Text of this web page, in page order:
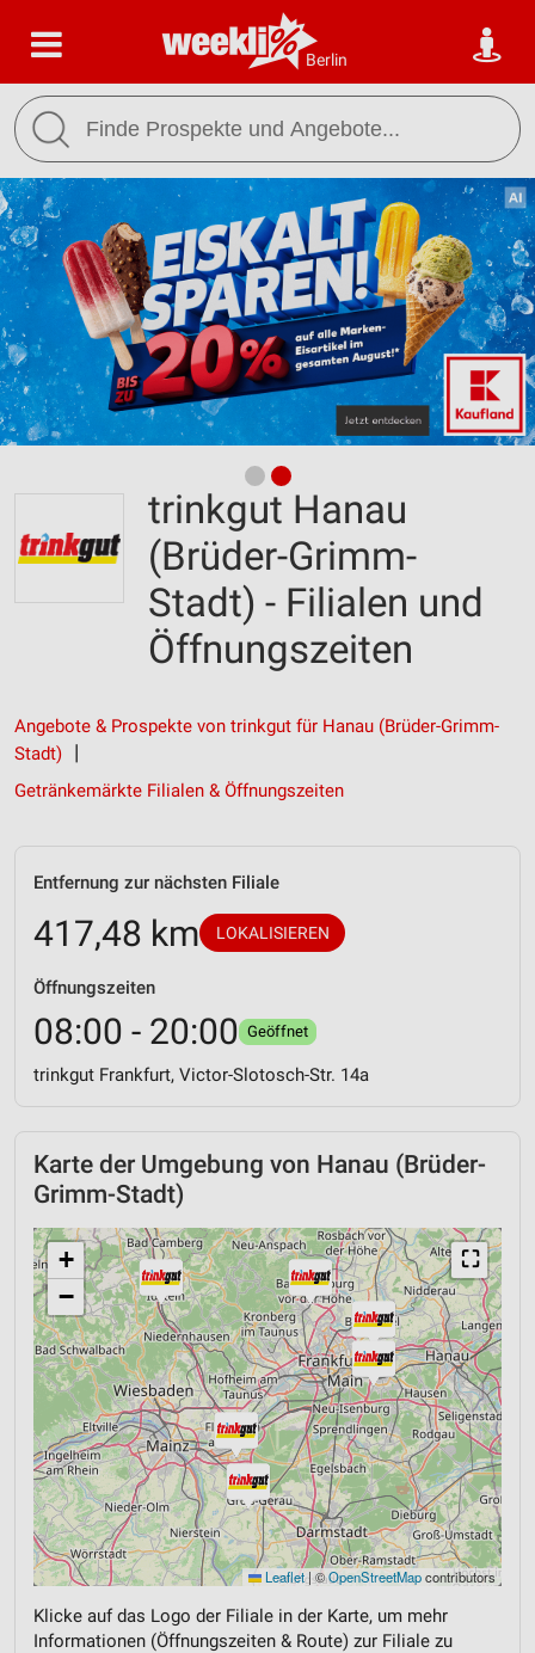
Berlin
trinkgut Hanau
(Brüder-Grimm-
Stadt) - Filialen und
Öffnungszeiten
Angebote & Prospekte von trinkgut für Hanau (Brüder-Grimm-
Stadt)
Getränkemärkte Filialen & Öffnungszeiten
Entfernung zur nächsten Filiale
417,48 km LOKALISIEREN
Öffnungszeiten
08:00 - 20:00 Geöffnet
trinkgut Frankfurt, Victor-Slotosch-Str. 14a
Karte der Umgebung von Hanau (Brüder-
Grimm-Stadt)
⛶
+
−
Leaflet |©OpenStreetMapcontributors
Klicke auf das Logo der Filiale in der Karte, um mehr
Informationen (Öffnungszeiten & Route) zur Filiale zu